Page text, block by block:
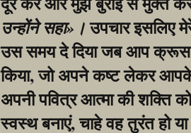
उन्होंने सहा»। उपचार इसलिए
उस समय दे दिया जब आप क्रूस
किया, जो अपने कष्ट लेकर
अपनी पवित्र आत्मा की शक्ति
स्वस्थ बनाएं, चाहे वह तुरंत हो